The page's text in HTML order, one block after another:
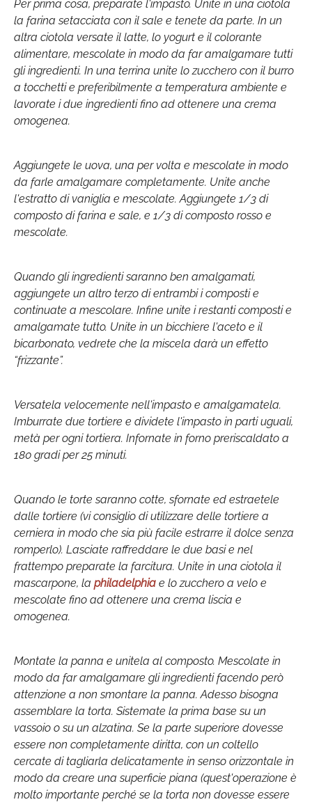
Per prima cosa, preparate l'impasto. Unite in una ciotola
la farina setacciata con il sale e tenete da parte. In un
altra ciotola versate il latte, lo yogurt e il colorante
alimentare, mescolate in modo da far amalgamare tutti
gli ingredienti. In una terrina unite lo zucchero con il burro
a tocchetti e preferibilmente a temperatura ambiente e
lavorate i due ingredienti fino ad ottenere una crema
omogenea.
Aggiungete le uova, una per volta e mescolate in modo
da farle amalgamare completamente. Unite anche
l'estratto di vaniglia e mescolate. Aggiungete 1/3 di
composto di farina e sale, e 1/3 di composto rosso e
mescolate.
Quando gli ingredienti saranno ben amalgamati,
aggiungete un altro terzo di entrambi i composti e
continuate a mescolare. Infine unite i restanti composti e
amalgamate tutto. Unite in un bicchiere l'aceto e il
bicarbonato, vedrete che la miscela darà un effetto
“frizzante”.
Versatela velocemente nell'impasto e amalgamatela.
Imburrate due tortiere e dividete l'impasto in parti uguali,
metà per ogni tortiera. Infornate in forno preriscaldato a
180 gradi per 25 minuti.
Quando le torte saranno cotte, sfornate ed estraetele
dalle tortiere (vi consiglio di utilizzare delle tortiere a
cerniera in modo che sia più facile estrarre il dolce senza
romperlo). Lasciate raffreddare le due basi e nel
frattempo preparate la farcitura. Unite in una ciotola il
mascarpone, la philadelphia e lo zucchero a velo e
mescolate fino ad ottenere una crema liscia e
omogenea.
Montate la panna e unitela al composto. Mescolate in
modo da far amalgamare gli ingredienti facendo però
attenzione a non smontare la panna. Adesso bisogna
assemblare la torta. Sistemate la prima base su un
vassoio o su un alzatina. Se la parte superiore dovesse
essere non completamente diritta, con un coltello
cercate di tagliarla delicatamente in senso orizzontale in
modo da creare una superficie piana (quest'operazione è
molto importante perché se la torta non dovesse essere